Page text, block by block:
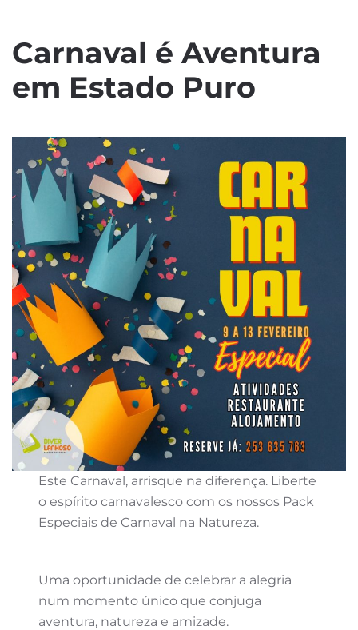
Carnaval é Aventura
em Estado Puro
Este Carnaval, arrisque na diferença. Liberte
o espírito carnavalesco com os nossos Pack
Especiais de Carnaval na Natureza.
Uma oportunidade de celebrar a alegria
num momento único que conjuga
aventura, natureza e amizade.